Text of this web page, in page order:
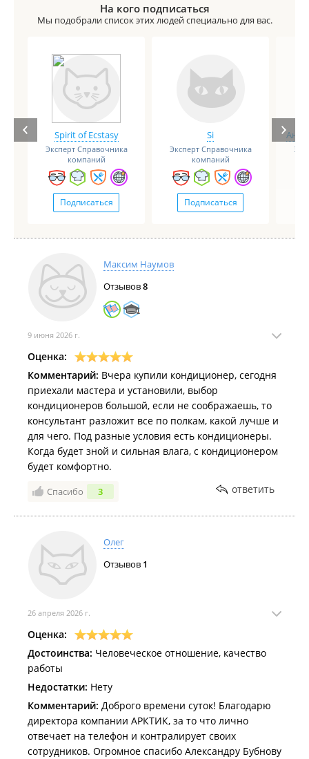
На кого подписаться
Мы подобрали список этих людей специально для вас.
Spirit of Ecstasy
Эксперт Справочника
компаний
Подписаться
Si
Эксперт Справочника
компаний
Подписаться
Максим Наумов
Отзывов8
9 июня 2026 г.
Оценка:
Комментарий: Вчера купили кондиционер, сегодня
приехали мастера и установили, выбор
кондиционеров большой, если не соображаешь, то
консультант разложит все по полкам, какой лучше и
для чего. Под разные условия есть кондиционеры.
Когда будет зной и сильная влага, с кондиционером
будет комфортно.
Спасибо 3 ответить
Олег
Отзывов 1
26 апреля 2026 г.
Оценка:
Достоинства: Человеческое отношение, качество
работы
Недостатки: Нету
Комментарий: Доброго времени суток! Благодарю
директора компании АРКТИК, за то что лично
отвечает на телефон и контралирует своих
сотрудников. Огромное спасибо Александру Бубнову